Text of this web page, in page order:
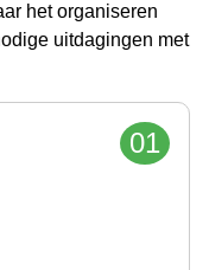
het organiseren
uitdagingen met
01